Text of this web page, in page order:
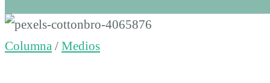
El
Columna / Medios